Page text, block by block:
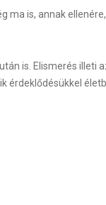
ma is, annak
is. Elismerés
érdeklődésükkel